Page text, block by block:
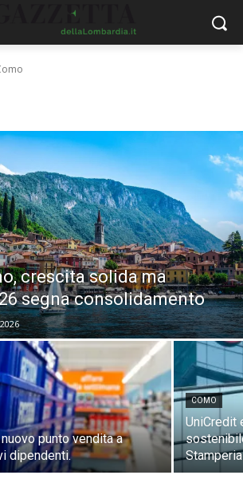
crescita solida ma
segna consolidamento
punto vendita a
dipendenti.
COMO
UniCredit